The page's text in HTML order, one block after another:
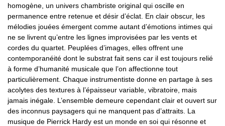
homogène, un univers chambriste original qui oscille en
permanence entre retenue et désir d’éclat. En clair obscur, les
mélodies jouées émergent comme autant d’émotions intimes qui
ne se livrent qu’entre les lignes improvisées par les vents et
cordes du quartet. Peuplées d’images, elles offrent une
contemporanéité dont le substrat fait sens car il est toujours relié
à forme d’humanité musicale que l’on affectionne tout
particulièrement. Chaque instrumentiste donne en partage à ses
acolytes des textures à l’épaisseur variable, vibratoire, mais
jamais inégale. L’ensemble demeure cependant clair et ouvert sur
des inconnus paysagers qui ne manquent pas d’attraits. La
musique de Pierrick Hardy est un monde en soi qui résonne et